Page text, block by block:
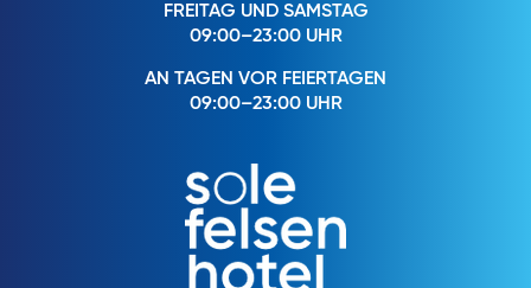
FREITAG UND SAMSTAG
09:00–23:00 UHR
AN TAGEN VOR FEIERTAGEN
09:00–23:00 UHR